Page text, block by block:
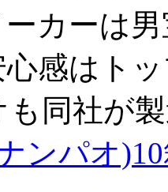
カーは
感はト
同社が
ンパオ